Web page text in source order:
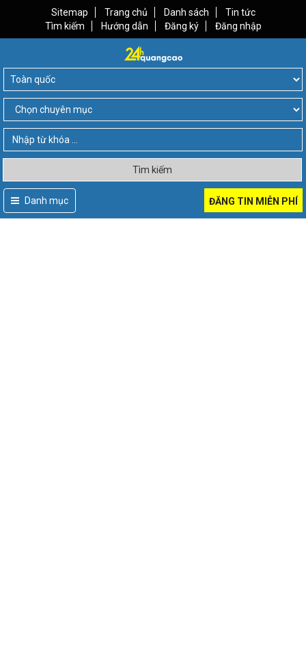
Sitemap Trang chủ Danh sách
Tin tức
Tìm kiếm
Hướng dẫn Đăng ký Đăng nhập
Tìm kiếm
Danh mục ĐĂNG TIN MIỄN PHÍ